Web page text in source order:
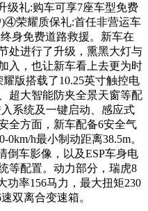
级礼:购车可享7座车型免费
)④荣耀质保礼:首任非营运车
身免费道路救援。新车在
处进行了升级，熏黑大灯与
入，也让新车看上去更为时
版搭载了10.25英寸触控电
超大智能防夹全景天窗等配
系统及一键启动、感应式
全方面，新车配备6安全气
h最小制动距离38.5m。
倒车影像，以及ESP车身电
等配置。动力部分，瑞虎8
功率156马力，最大扭矩230
双离合变速箱。